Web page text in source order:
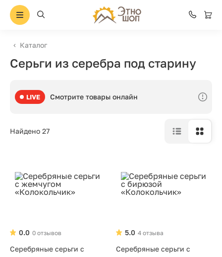
Каталог
Серьги из серебра под старину
LIVE Смотрите товары онлайн
Найдено 27
0 отзывов
0.0
Серебряные серьги с
4 отзыва
5.0
Серебряные серьги с